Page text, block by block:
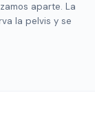
aparte. La
la pelvis y se